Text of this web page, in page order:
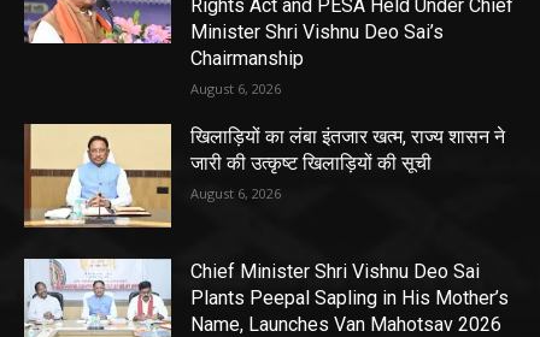
Rights Act and PESA Held Under Chief
Minister Shri Vishnu Deo Sai’s
Chairmanship
August 6, 2026
खिलाड़ियों का लंबा इंतजार खत्म, राज्य शासन ने
जारी की उत्कृष्ट खिलाड़ियों की सूची
August 6, 2026
Chief Minister Shri Vishnu Deo Sai
Plants Peepal Sapling in His Mother’s
Name, Launches Van Mahotsav 2026